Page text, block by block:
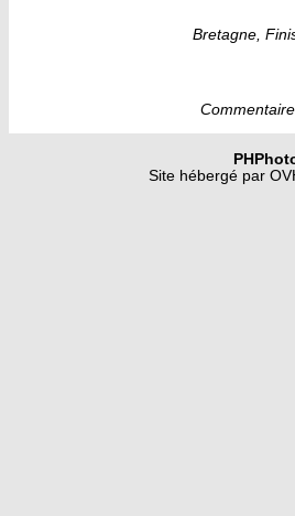
Bretagne,
Site hébergé par